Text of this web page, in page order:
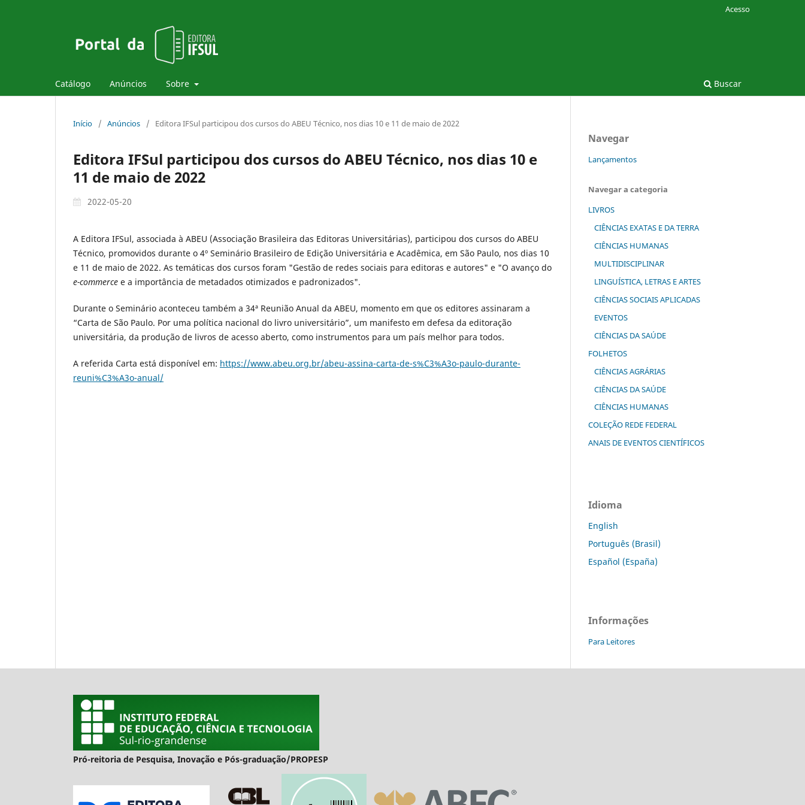
Catálogo Anúncios Sobre Buscar
Acesso
Início / Anúncios / Editora IFSul participou dos cursos do ABEU Técnico, nos dias 10 e 11 de maio de 2022
Editora IFSul participou dos cursos do ABEU Técnico, nos dias 10 e
11 de maio de 2022
2022-05-20
A Editora IFSul, associada à ABEU (Associação Brasileira das Editoras Universitárias), participou dos cursos do ABEU
Técnico, promovidos durante o 4º Seminário Brasileiro de Edição Universitária e Acadêmica, em São Paulo, nos dias 10
e 11 de maio de 2022. As temáticas dos cursos foram "Gestão de redes sociais para editoras e autores" e "O avanço do
e-commerce e a importância de metadados otimizados e padronizados".
Durante o Seminário aconteceu também a 34ª Reunião Anual da ABEU, momento em que os editores assinaram a
“Carta de São Paulo. Por uma política nacional do livro universitário”, um manifesto em defesa da editoração
universitária, da produção de livros de acesso aberto, como instrumentos para um país melhor para todos.
A referida Carta está disponível em: https://www.abeu.org.br/abeu-assina-carta-de-s%C3%A3o-paulo-durante-
reuni%C3%A3o-anual/
Navegar
Lançamentos
Navegar a categoria
LIVROS
CIÊNCIAS EXATAS E DA TERRA
CIÊNCIAS HUMANAS
MULTIDISCIPLINAR
LINGUÍSTICA, LETRAS E ARTES
CIÊNCIAS SOCIAIS APLICADAS
EVENTOS
CIÊNCIAS DA SAÚDE
FOLHETOS
CIÊNCIAS AGRÁRIAS
CIÊNCIAS DA SAÚDE
CIÊNCIAS HUMANAS
COLEÇÃO REDE FEDERAL
ANAIS DE EVENTOS CIENTÍFICOS
Idioma
English
Português (Brasil)
Español (España)
Informações
Para Leitores
Pró-reitoria de Pesquisa, Inovação e Pós-graduação/PROPESP